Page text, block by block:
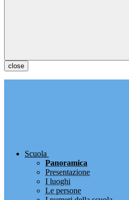
close
Scuola
Panoramica
Presentazione
I luoghi
Le persone